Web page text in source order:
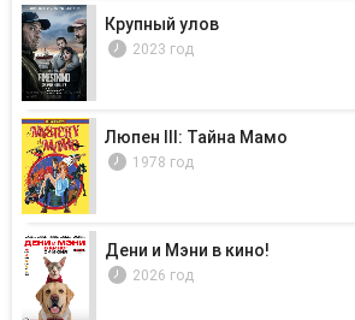
Крупный улов
2023 год
Люпен III: Тайна Мамо
1978 год
Дени и Мэни в кино!
2026 год